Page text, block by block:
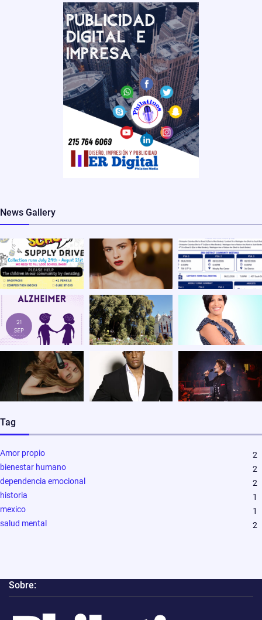
News Gallery
Tag
Amor propio
2
bienestar humano
2
dependencia emocional
2
historia
1
mexico
1
salud mental
2
Sobre: